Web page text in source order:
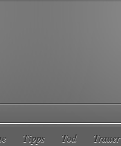
Tipps Tod Trauer